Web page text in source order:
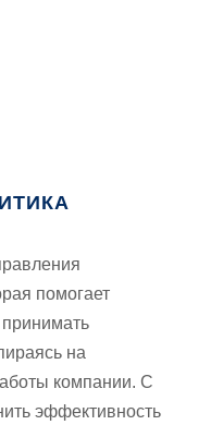
помогает
на
компании. C
эффективность